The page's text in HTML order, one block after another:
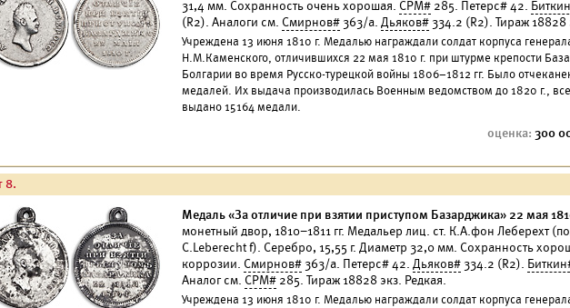
31,4 мм. Сохранность очень хорошая. СРМ# 285. Петерс# 42.
(R2). Аналоги см. Смирнов#363/а. Дьяков#334.2 (R2). Тираж 18828
Учреждена 13 июня 1810 г. Медалью награждали солдат корпуса
Н.М.Каменского, отличившихся 22 мая 1810 г. при штурме крепости
Болгарии во время Русско-турецкой войны 1806–1812 гг. Было
медалей. Их выдача производилась Военным ведомством до 1820 г.,
выдано 15164 медали.
300
8.
Медаль «За отличие при взятии приступом Базарджика» 22 мая
монетный двор, 1810–1811 гг. Медальер лиц. ст. К.А.фон Леберехт
С.Leberecht f). Серебро, 15,55 г. Диаметр 32,0 мм. Сохранность
коррозии. Смирнов#363/а. Петерс# 42. Дьяков#334.2 (R2).
Аналог см. СРМ# 285. Тираж 18828 экз. Редкая.
Учреждена 13 июня 1810 г. Медалью награждали солдат корпуса